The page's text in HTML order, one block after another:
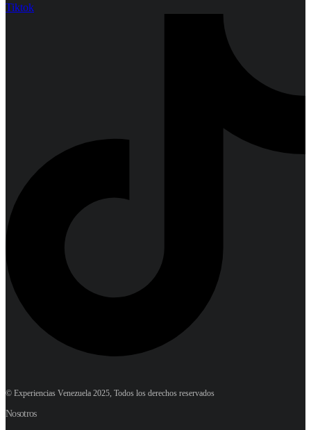
Tiktok
© Experiencias Venezuela 2025, Todos los derechos reservados
Nosotros